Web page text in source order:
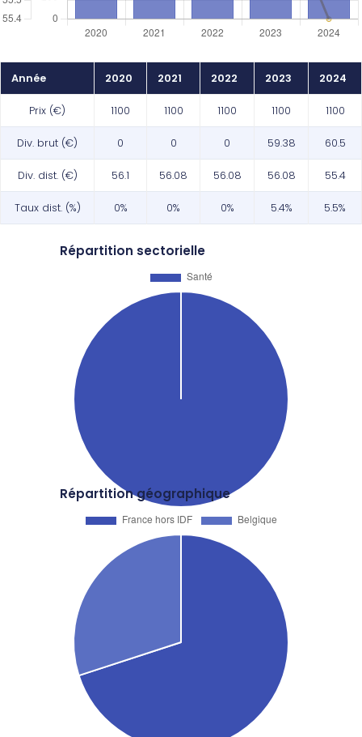
Année 2020 2021 2022 2023 2024
Prix (€) 1100 1100 1100 1100 1100
Div. brut (€) 0 0 0 59.38 60.5
Div. dist. (€) 56.1 56.08 56.08 56.08 55.4
Taux dist. (%) 0% 0% 0% 5.4% 5.5%
Répartition sectorielle
Répartition géographique